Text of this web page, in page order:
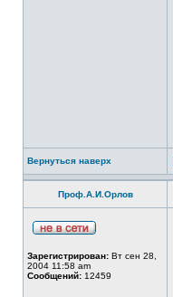
Вернуться наверх
Проф.А.И.Орлов
Зарегистрирован: Вт сен 28,
2004 11:58 am
Сообщений: 12459